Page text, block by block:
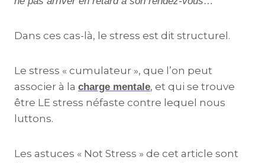
Dans ces cas-là, le stress est dit structurel.
Le stress « cumulateur », que l’on peut
associer à la charge mentale, et qui se trouve
être LE stress néfaste contre lequel nous
luttons.
Les astuces « Not Stress » de cet article sont